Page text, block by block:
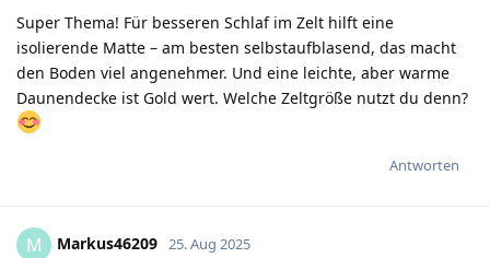
Super Thema! Für besseren Schlaf im Zelt hilft eine
isolierende Matte – am besten selbstaufblasend, das macht
den Boden viel angenehmer. Und eine leichte, aber warme
Daunendecke ist Gold wert. Welche Zeltgröße nutzt du denn?
Antworten
M Markus46209 25. Aug 2025